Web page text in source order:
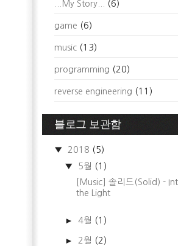
...My Story... (6)
game (6)
music (13)
programming (20)
reverse engineering (11)
블로그 보관함
▼ 2018 (5)
▼
5월 (1)
[Music] 솔리드(Solid) -
the Light
►4월 (1)
► 2월 (2)